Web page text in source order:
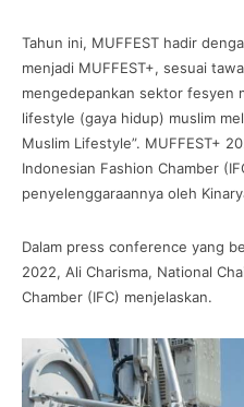
Tahun ini, MUFFEST hadir
menjadi MUFFEST+, sesuai
mengedepankan sektor fesyen
lifestyle (gaya hidup) muslim
Muslim Lifestyle”. MUFFEST+
Indonesian Fashion Chamber
penyelenggaraannya oleh
Dalam press conference yang
2022, Ali Charisma, National
Chamber (IFC) menjelaskan.